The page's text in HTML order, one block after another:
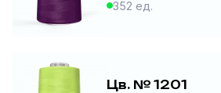
352 ед.
Цв. № 1201